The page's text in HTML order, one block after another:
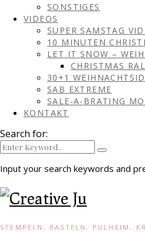
SONSTIGES
VIDEOS
SUPER SAMSTAG
10 MINUTEN
LET IT SNOW –
CHRISTMAS
30+1
SAB EXTREME
SALE-A-BRATING
KONTAKT
Search for:
Input your search keywords and
STEMPELN, BASTELN, PULHEIM,